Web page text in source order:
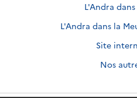
L'Andra
L'Andra dans la
Site
Nos